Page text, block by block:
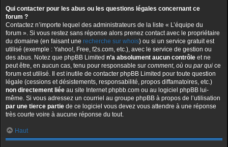
Qui contacter pour les abus ou les questions légales concernant ce
forum ?
Contactez n’importe lequel des administrateurs de la liste « L’équipe du
forum ». Si vous restez sans réponse alors prenez contact avec le propriétaire
du domaine (en faisant une recherche sur whois) ou si un service gratuit est
utilisé (exemple : Yahoo!, Free, f2s.com, etc.), avec le service de gestion ou
des abus. Notez que phpBB Limited n’a absolument aucun contrôle et ne
peut être, en aucun cas, tenu pour responsable sur comment, où ou par qui ce
forum est utilisé. Il est inutile de contacter phpBB Limited pour toute question
légale (cessions et désistements, responsabilité, propos diffamatoires, etc.)
non directement liée au site Internet phpbb.com ou au logiciel phpBB lui-
même. Si vous adressez un courriel au groupe phpBB à propos de l’utilisation
par une tierce partie de ce logiciel vous devez vous attendre à une réponse
très courte voire à aucune réponse du tout.
Haut